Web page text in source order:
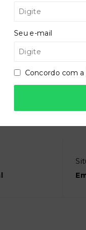
Seu e-mail
Concordo com a